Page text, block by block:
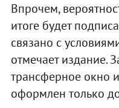
Впрочем,
итоге будет
связано с
отмечает издание.
трансферное окно
оформлен только